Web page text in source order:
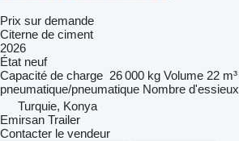
Prix sur demande
Citerne de ciment
2026
État neuf
Capacité de charge 26 000 kg Volume 22 m³
pneumatique/pneumatique Nombre d'essieux
Turquie, Konya
Emirsan Trailer
Contacter le vendeur